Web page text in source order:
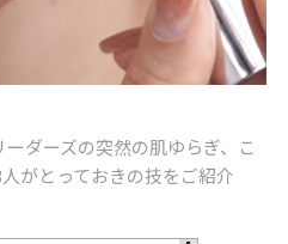
ダーズの突然の肌ゆらぎ、こ
がとっておきの技をご紹介